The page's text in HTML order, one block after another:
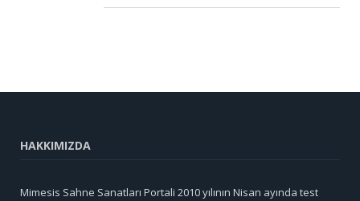
HAKKIMIZDA
Mimesis Sahne Sanatları Portali 2010 yılının Nisan ayında test